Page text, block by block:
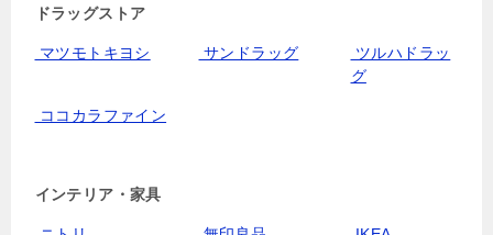
ドラッグストア
マツモトキヨシ サンドラッグ
ツルハドラッ
グ
ココカラファイン
インテリア・家具